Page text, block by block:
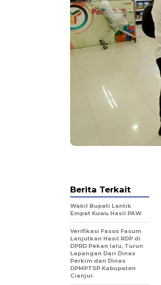
Berita Terkait
Wakil Bupati Lantik
Empat Kuwu Hasil PAW
Verifikasi Fasos Fasum
Lanjutkan Hasil RDP di
DPRD Pekan lalu, Turun
Lapangan Dari Dinas
Perkim dan Dinas
DPMPTSP Kabupaten
Cianjur.